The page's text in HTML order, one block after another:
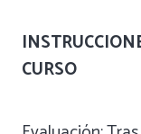
CURSO